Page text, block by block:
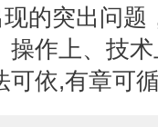
的突出问题
操作上、技
可依,有章可